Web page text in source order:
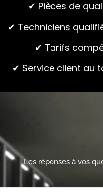
✔ Pièces de
✔ Techniciens
✔ Tarifs
✔ Service client au
Les réponses à vos